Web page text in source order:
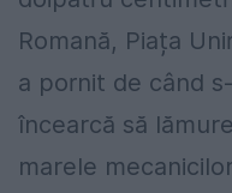
Romană, Piața
a pornit de când
încearcă să
marele